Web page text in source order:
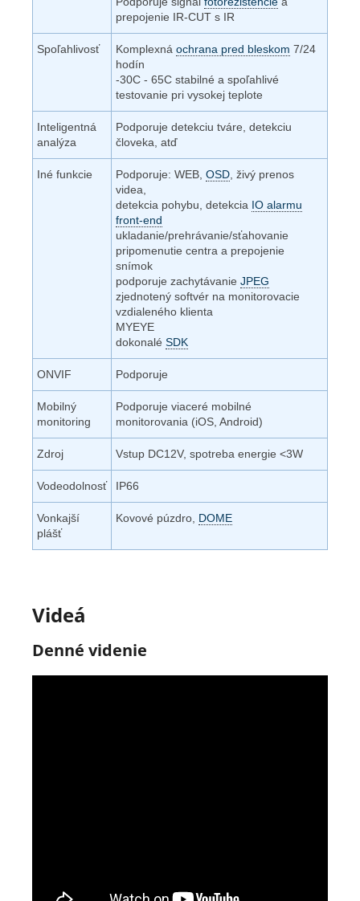
prepojenie IR-CUT s IR
Spoľahlivosť Komplexná ochrana pred bleskom 7/24
hodín
-30C - 65C stabilné a spoľahlivé
testovanie pri vysokej teplote
Inteligentná
analýza
Podporuje detekciu tváre, detekciu
človeka, atď
Iné funkcie Podporuje: WEB, OSD, živý prenos
videa,
detekcia pohybu, detekcia IO alarmu
front-end
ukladanie/prehrávanie/sťahovanie
pripomenutie centra a prepojenie
snímok
podporuje zachytávanie JPEG
zjednotený softvér na monitorovacie
vzdialeného klienta
MYEYE
dokonalé SDK
ONVIF Podporuje
Mobilný
monitoring
Podporuje viaceré mobilné
monitorovania (iOS, Android)
Zdroj Vstup DC12V, spotreba energie <3W
Vodeodolnosť IP66
Vonkajší
plášť
Kovové púzdro, DOME
Videá
Denné videnie